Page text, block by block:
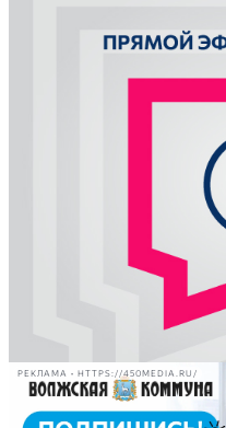
РЕКЛАМА • HTTPS://450MEDIA.RU/